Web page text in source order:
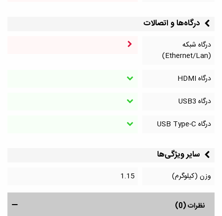
درگاه‌ها و اتصالات
درگاه شبکه
(Ethernet/Lan)
درگاه HDMI
درگاه‌ USB3
درگاه‌ USB Type-C
سایر ویژگی‌ها
وزن (کیلوگرم) 1.15
نظرات (0)